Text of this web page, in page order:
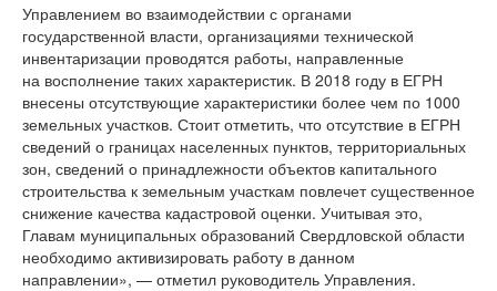
Управлением во взаимодействии с органами
государственной власти, организациями технической
инвентаризации проводятся работы, направленные
на восполнение таких характеристик. В 2018 году в ЕГРН
внесены отсутствующие характеристики более чем по 1000
земельных участков. Стоит отметить, что отсутствие в ЕГРН
сведений о границах населенных пунктов, территориальных
зон, сведений о принадлежности объектов капитального
строительства к земельным участкам повлечет существенное
снижение качества кадастровой оценки. Учитывая это,
Главам муниципальных образований Свердловской области
необходимо активизировать работу в данном
направлении», — отметил руководитель Управления.